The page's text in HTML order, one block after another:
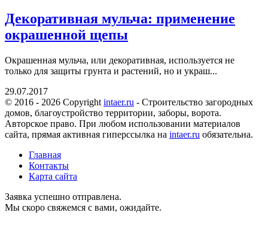
Декоративная мульча: применение
окрашенной щепы
Окрашенная мульча, или декоративная, используется не
только для защиты грунта и растений, но и украш...
29.07.2017
© 2016 - 2026 Copyright intaer.ru - Cтроительство загородных
домов, благоустройство территории, заборы, ворота.
Авторское право. При любом использовании материалов
сайта, прямая активная гиперссылка на intaer.ru обязательна.
Главная
Контакты
Карта сайта
Заявка успешно отправлена.
Мы скоро свяжемся с вами, ожидайте.